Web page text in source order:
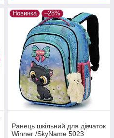
Новинка –28%
Ранець шкільний для дівчаток
Winner /SkyName 5023